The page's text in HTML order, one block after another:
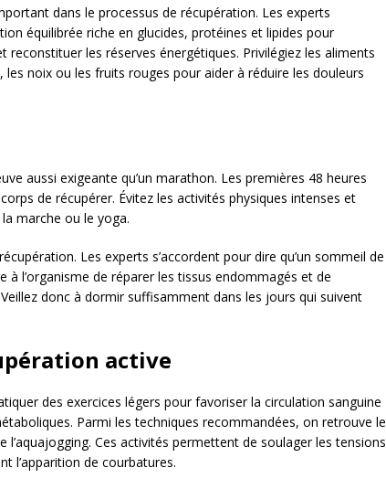
dans le processus de récupération. Les experts
équilibrée riche en glucides, protéines et lipides pour
les réserves énergétiques. Privilégiez les aliments
noix ou les fruits rouges pour aider à réduire les douleurs
aussi exigeante qu’un marathon. Les premières 48 heures
de récupérer. Évitez les activités physiques intenses et
marche ou le yoga.
Les experts s’accordent pour dire qu’un sommeil de
l’organisme de réparer les tissus endommagés et de
donc à dormir suffisamment dans les jours qui suivent
active
des exercices légers pour favoriser la circulation sanguine
Parmi les techniques recommandées, on retrouve le
Ces activités permettent de soulager les tensions
l’apparition de courbatures.